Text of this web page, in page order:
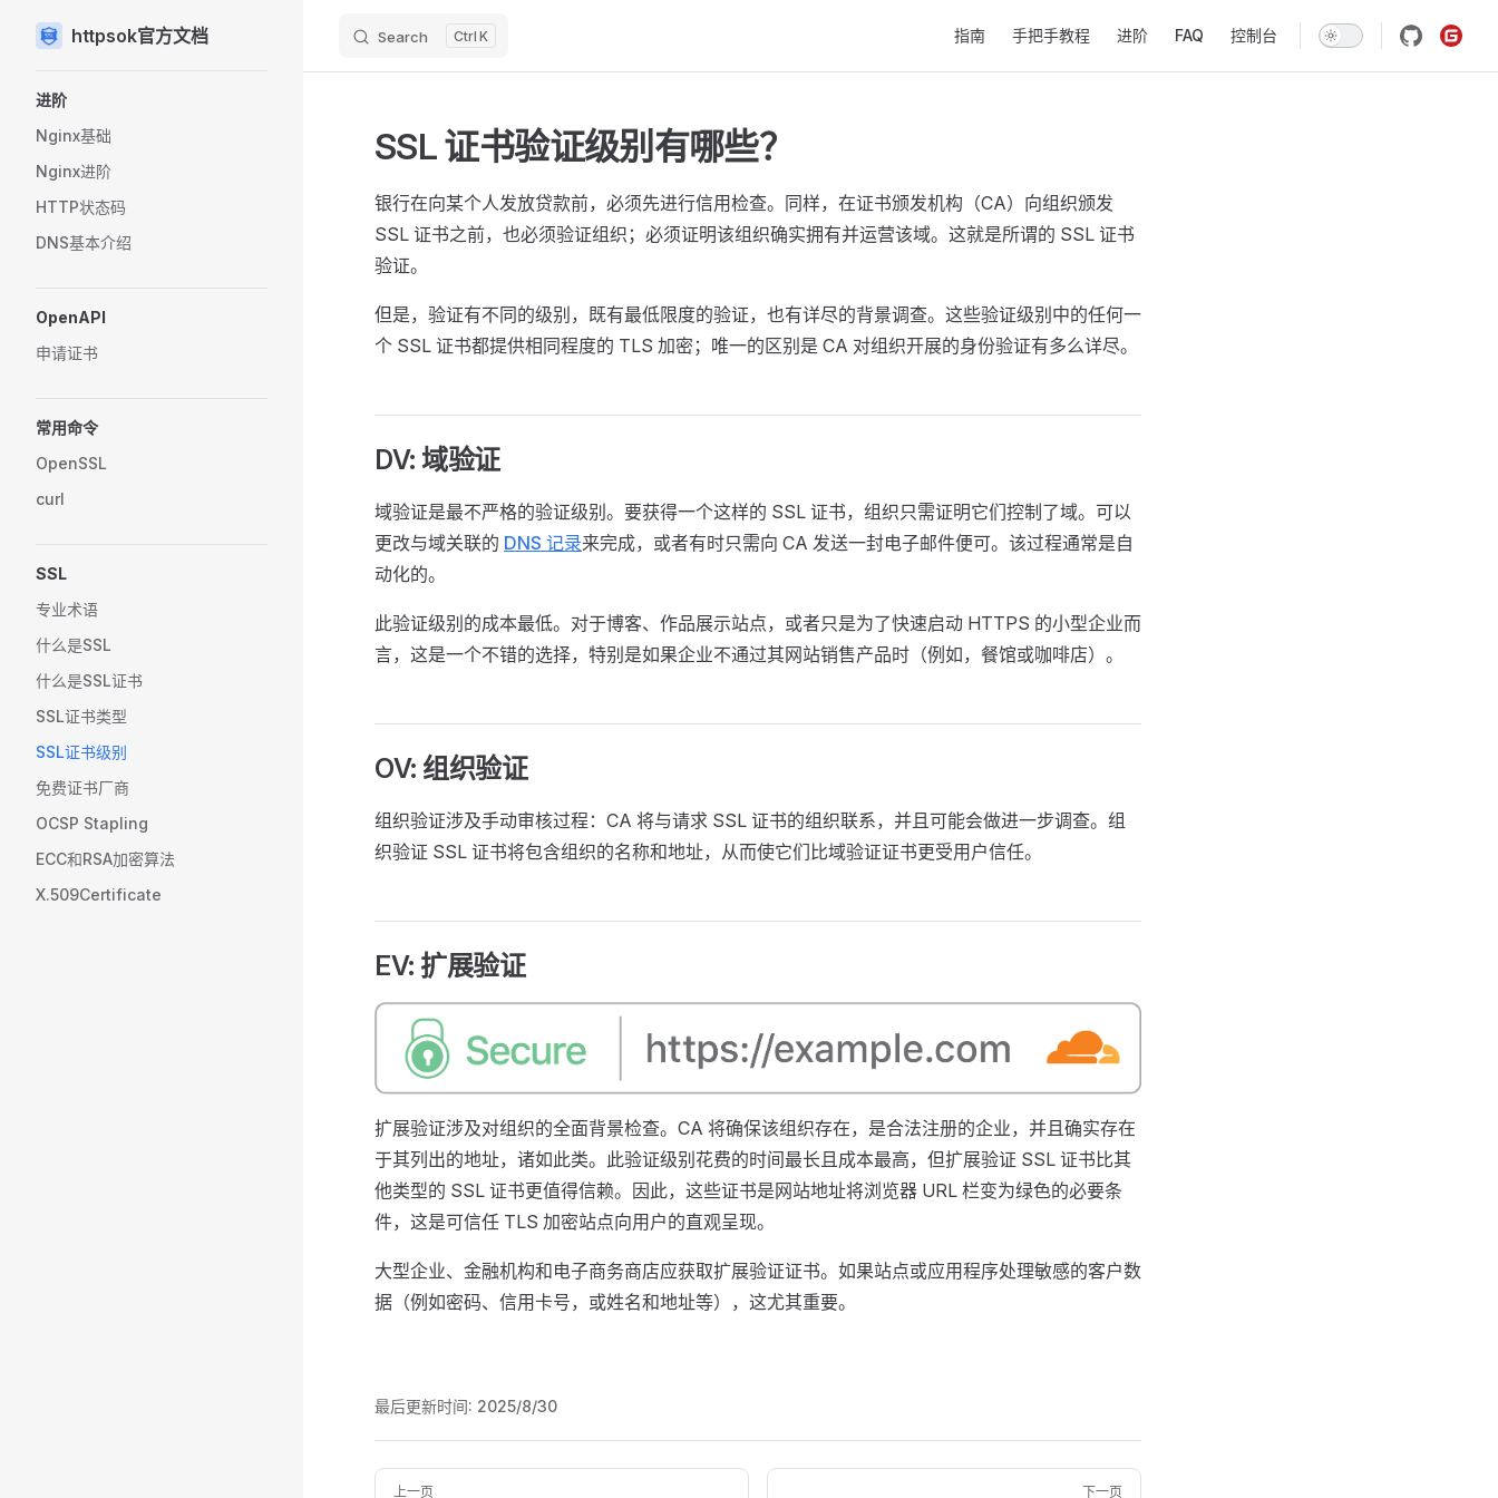
Skip to content
httpsok官方文档 Search K 指南 手把手教程 进阶 FAQ 控制台
进阶
Nginx基础
Nginx进阶
HTTP状态码
DNS基本介绍
OpenAPI
申请证书
常用命令
OpenSSL
curl
SSL
专业术语
什么是SSL
什么是SSL证书
SSL证书类型
SSL证书级别
免费证书厂商
OCSP Stapling
ECC和RSA加密算法
X.509Certificate
SSL 证书验证级别有哪些？
银行在向某个人发放贷款前，必须先进行信用检查。同样，在证书颁发机构（CA）向组织颁发
SSL 证书之前，也必须验证组织；必须证明该组织确实拥有并运营该域。这就是所谓的 SSL 证书
验证。
但是，验证有不同的级别，既有最低限度的验证，也有详尽的背景调查。这些验证级别中的任何一
个 SSL 证书都提供相同程度的 TLS 加密；唯一的区别是 CA 对组织开展的身份验证有多么详尽。
DV: 域验证
域验证是最不严格的验证级别。要获得一个这样的 SSL 证书，组织只需证明它们控制了域。可以
更改与域关联的 DNS 记录来完成，或者有时只需向 CA 发送一封电子邮件便可。该过程通常是自
动化的。
此验证级别的成本最低。对于博客、作品展示站点，或者只是为了快速启动 HTTPS 的小型企业而
言，这是一个不错的选择，特别是如果企业不通过其网站销售产品时（例如，餐馆或咖啡店）。
OV: 组织验证
组织验证涉及手动审核过程：CA 将与请求 SSL 证书的组织联系，并且可能会做进一步调查。组
织验证 SSL 证书将包含组织的名称和地址，从而使它们比域验证证书更受用户信任。
EV: 扩展验证
扩展验证涉及对组织的全面背景检查。CA 将确保该组织存在，是合法注册的企业，并且确实存在
于其列出的地址，诸如此类。此验证级别花费的时间最长且成本最高，但扩展验证 SSL 证书比其
他类型的 SSL 证书更值得信赖。因此，这些证书是网站地址将浏览器 URL 栏变为绿色的必要条
件，这是可信任 TLS 加密站点向用户的直观呈现。
大型企业、金融机构和电子商务商店应获取扩展验证证书。如果站点或应用程序处理敏感的客户数
据（例如密码、信用卡号，或姓名和地址等），这尤其重要。
最后更新时间: 2025/8/30
Pager
上一页 下一页